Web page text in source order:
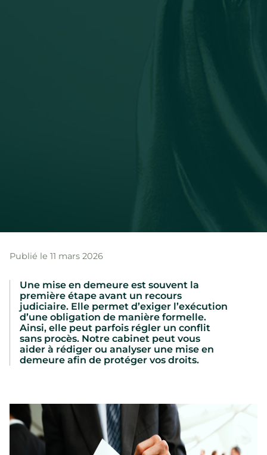
Publié le 11 mars 2026
Une mise en demeure est souvent la
première étape avant un recours
judiciaire. Elle permet d’exiger l’exécution
d’une obligation de manière formelle.
Ainsi, elle peut parfois régler un conflit
sans procès. Notre cabinet peut vous
aider à rédiger ou analyser une mise en
demeure afin de protéger vos droits.